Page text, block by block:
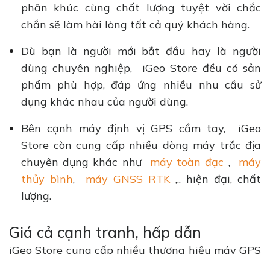
phân khúc cùng chất lượng tuyệt vời chắc
chắn sẽ làm hài lòng tất cả quý khách hàng.
Dù bạn là người mới bắt đầu hay là người
dùng chuyên nghiệp, iGeo Store đều có sản
phẩm phù hợp, đáp ứng nhiều nhu cầu sử
dụng khác nhau của người dùng.
Bên cạnh máy định vị GPS cầm tay, iGeo
Store còn cung cấp nhiều dòng máy trắc địa
chuyên dụng khác như máy toàn đạc , máy
thủy bình, máy GNSS RTK ,.. hiện đại, chất
lượng.
Giá cả cạnh tranh, hấp dẫn
iGeo Store cung cấp nhiều thương hiệu máy GPS